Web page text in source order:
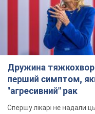
Дружина
перший симптом,
"агресивний" рак
Спершу лікарі не надали